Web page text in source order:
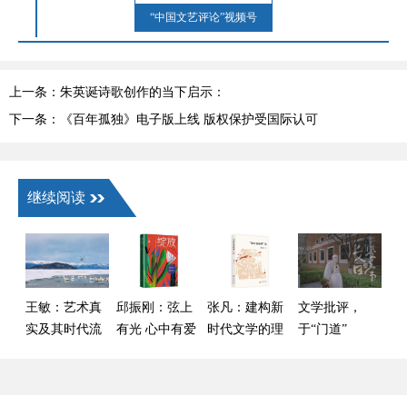
“中国文艺评论”视频号
上一条：朱英诞诗歌创作的当下启示：
艺术竞技场上，作品最具说服力
下一条：《百年孤独》电子版上线 版权保护受国际认可
继续阅读
王敏：艺术真
实及其时代流
邱振刚：弦上
有光 心中有爱
张凡：建构新
时代文学的理
文学批评，
于“门道”